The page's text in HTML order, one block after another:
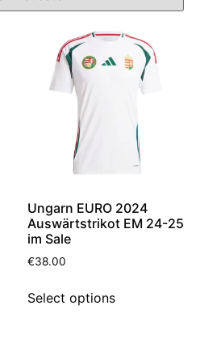
Ungarn EURO 2024
Auswärtstrikot EM 24-25
im Sale
€38.00
Select options